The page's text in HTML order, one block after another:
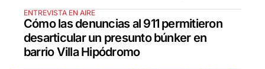
ENTREVISTA EN AIRE
Cómo las denuncias al 911 permitieron
desarticular un presunto búnker en
barrio Villa Hipódromo